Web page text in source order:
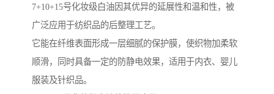
7+10+15号化妆级白油因其优异的延展性和温和性，被
广泛应用于纺织品的后整理工艺。
它能在纤维表面形成一层细腻的保护膜，使织物加柔软
顺滑，同时具备一定的防静电效果，适用于内衣、婴儿
服装及针织品。